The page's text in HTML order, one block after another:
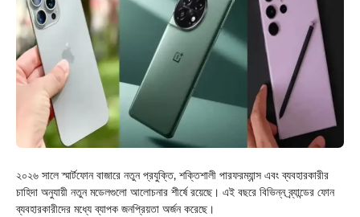
২০২৬ সালে স্মার্টফোন বাজারে নতুন প্রযুক্তি, শক্তিশালী পারফরম্যান্স এবং ব্যবহারকারীর
চাহিদা অনুযায়ী নতুন মডেলগুলো আলোচনার শীর্ষে রয়েছে। এই বছরে বিভিন্ন ব্র্যান্ডের ফোন
ব্যবহারকারীদের মধ্যে ব্যাপক জনপ্রিয়তা অর্জন করেছে।